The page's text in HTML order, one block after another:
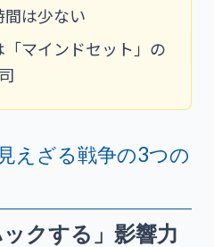
は少ない
マインドセット」の
えざる戦争の3つの
ックする」影響力